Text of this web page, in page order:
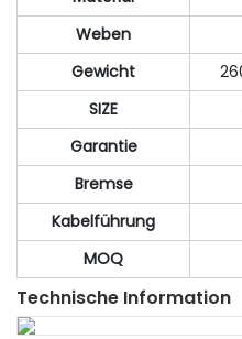
Weben
Gewicht
SIZE
Garantie
Bremse
Kabelführung
MOQ
Technische Information